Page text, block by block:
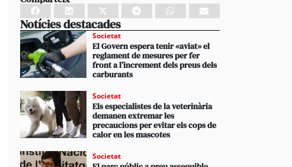
Notícies destacades
Societat
El Govern espera tenir «aviat» el
reglament de mesures per fer
front a l’increment dels preus dels
carburants
Societat
Els especialistes de la veterinària
demanen extremar les
precaucions per evitar els cops de
calor en les mascotes
Societat